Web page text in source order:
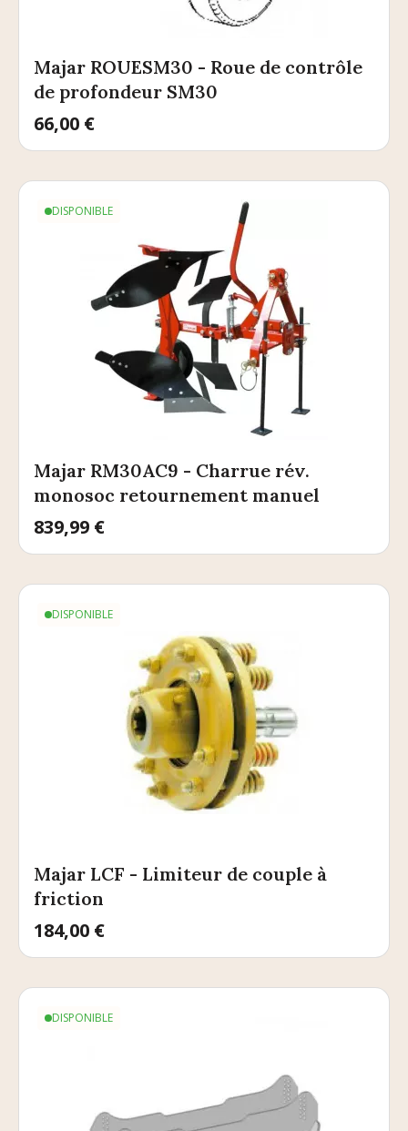
Majar ROUESM30 - Roue de contrôle
de profondeur SM30
Prix
66,00 €
DISPONIBLE
Majar RM30AC9 - Charrue rév.
monosoc retournement manuel
Prix
839,99 €
DISPONIBLE
Majar LCF - Limiteur de couple à
friction
Prix
184,00 €
DISPONIBLE